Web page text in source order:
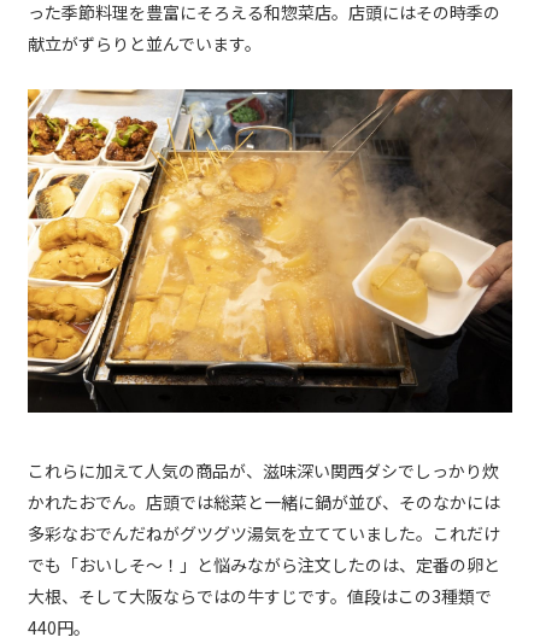
った季節料理を豊富にそろえる和惣菜店。店頭にはその時季の
献立がずらりと並んでいます。
これらに加えて人気の商品が、滋味深い関西ダシでしっかり炊
かれたおでん。店頭では総菜と一緒に鍋が並び、そのなかには
多彩なおでんだねがグツグツ湯気を立てていました。これだけ
でも「おいしそ～！」と悩みながら注文したのは、定番の卵と
大根、そして大阪ならではの牛すじです。値段はこの3種類で
440円。